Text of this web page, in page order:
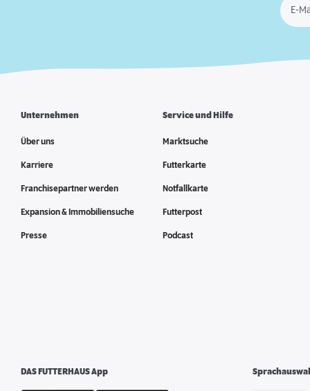
E-
Unternehmen
Über uns
Karriere
Franchisepartner werden
Expansion & Immobiliensuche
Presse
Service und Hilfe
Marktsuche
Futterkarte
Notfallkarte
Futterpost
Podcast
DAS FUTTERHAUS App